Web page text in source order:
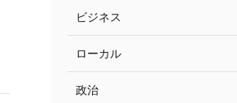
ビジネス
ローカル
政治